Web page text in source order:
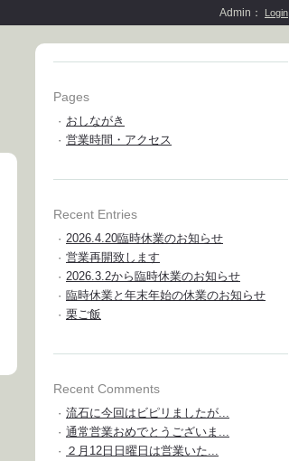
Admin： Login
Pages
· おしながき
· 営業時間・アクセス
Recent Entries
· 2026.4.20臨時休業のお知らせ
· 営業再開致します
· 2026.3.2から臨時休業のお知らせ
· 臨時休業と年末年始の休業のお知らせ
· 栗ご飯
Recent Comments
· 流石に今回はビピリましたが...
· 通常営業おめでとうございま...
· ２月12日日曜日は営業いた...